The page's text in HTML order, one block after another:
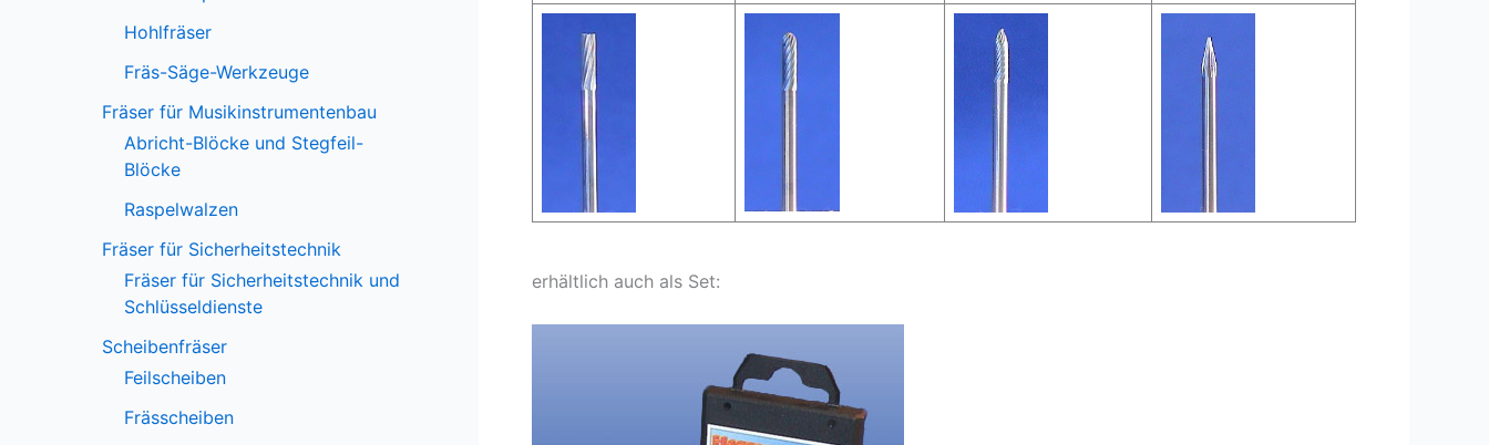
Hohlfräser
Fräs-Säge-Werkzeuge
Fräser für Musikinstrumentenbau
Abricht-Blöcke und Stegfeil-
Blöcke
Raspelwalzen
Fräser für Sicherheitstechnik
Fräser für Sicherheitstechnik und
Schlüsseldienste
Scheibenfräser
Feilscheiben
Frässcheiben
erhältlich auch als Set: